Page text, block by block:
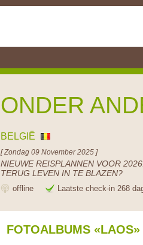
ONDER
BELGIË
[ Zondag 09 November 2025 ]
NIEUWE REISPLANNEN VOOR
TERUG LEVEN IN TE BLAZEN?
offline Laatste check-in 268
FOTOALBUMS «LAOS»